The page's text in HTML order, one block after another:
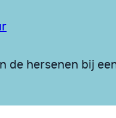
de hersenen bij